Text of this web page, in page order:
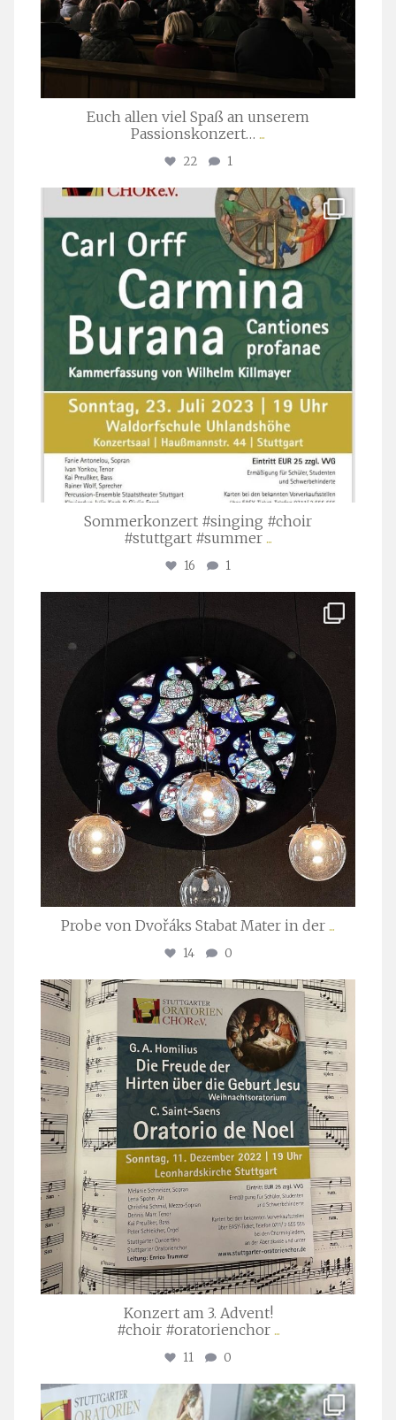
Euch allen viel Spaß an unserem
Passionskonzert… ...
22 1
stuttgarter_oratorienchor
Juli 22
Sommerkonzert #singing #choir
#stuttgart #summer ...
16 1
Apr. 1
Probe von Dvořáks Stabat Mater in der ...
14 0
stuttgarter_oratorienchor
Nov. 29
Konzert am 3. Advent!
#choir #oratorienchor ...
11 0
stuttgarter_oratorienchor
Juli 23